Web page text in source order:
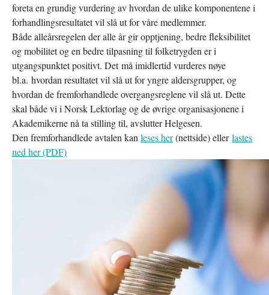
foreta en grundig vurdering av hvordan de ulike komponentene i
forhandlingsresultatet vil slå ut for våre medlemmer.
Både alleårsregelen der alle år gir opptjening, bedre fleksibilitet
og mobilitet og en bedre tilpasning til folketrygden er i
utgangspunktet positivt. Det må imidlertid vurderes nøye
bl.a. hvordan resultatet vil slå ut for yngre aldersgrupper, og
hvordan de fremforhandlede overgangsreglene vil slå ut. Dette
skal både vi i Norsk Lektorlag og de øvrige organisasjonene i
Akademikerne nå ta stilling til, avslutter Helgesen.
Den fremforhandlede avtalen kan leses her(nettside) ellerlastes
ned her (PDF)